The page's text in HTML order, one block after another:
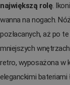
największą rolę.
wanna na nogach.
pozłacanych, aż po
mniejszych
retro, wyposażona w
eleganckimi bateriami